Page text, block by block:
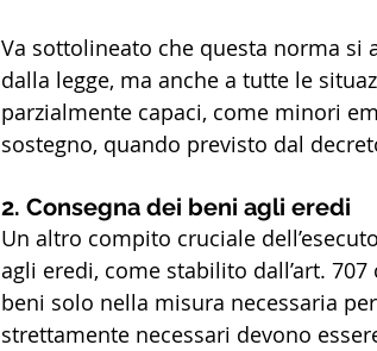
Va sottolineato che questa norma si
dalla legge, ma anche a tutte le
parzialmente capaci, come minori
sostegno, quando previsto dal
2. Consegna dei beni agli eredi
Un altro compito cruciale
agli eredi, come stabilito dall’art.
beni solo nella misura necessaria
strettamente necessari devono